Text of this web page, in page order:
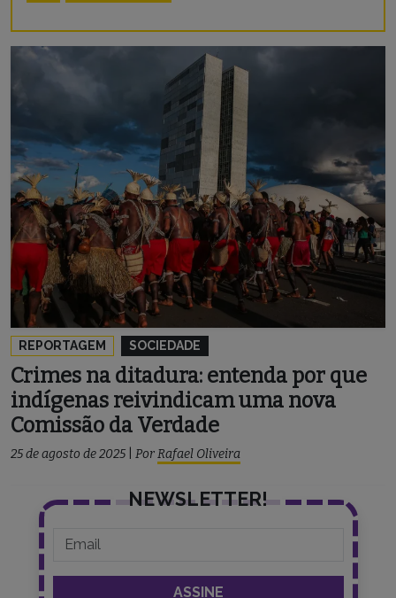
REPORTAGEM SOCIEDADE
Crimes na ditadura: entenda por que
indígenas reivindicam uma nova
Comissão da Verdade
25 de agosto de 2025 PorRafael Oliveira
NEWSLETTER!